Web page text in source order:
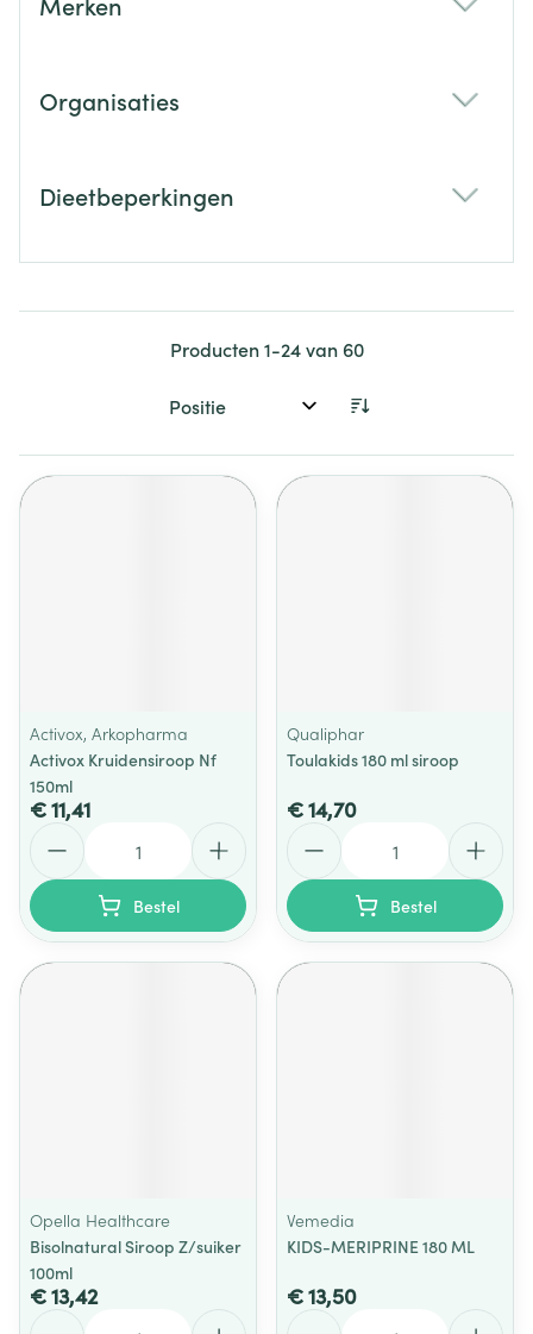
Organisaties
Dieetbeperkingen
Producten1-24van 60
Sorteer op:
Activox, Arkopharma
Activox Kruidensiroop Nf
150ml
€ 11,41
Bestel
Qualiphar
Toulakids 180 ml siroop
€ 14,70
Bestel
Opella Healthcare
Bisolnatural Siroop Z/suiker
100ml
€ 13,42
Vemedia
KIDS-MERIPRINE 180 ML
€ 13,50